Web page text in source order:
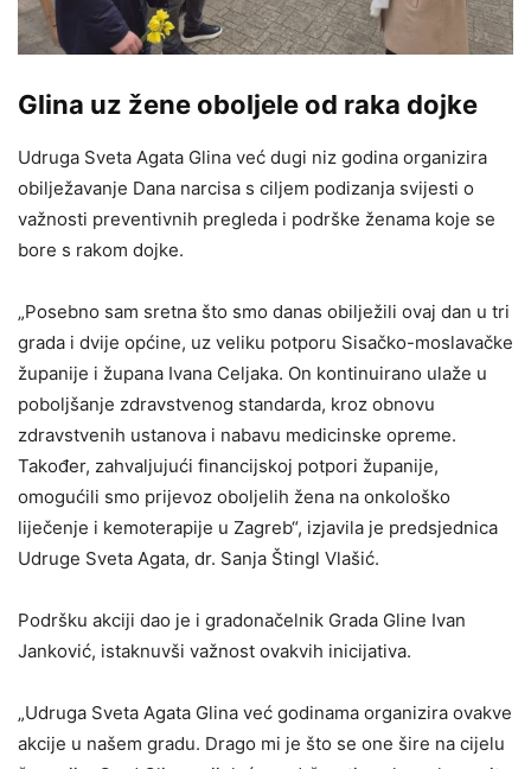
Glina uz žene oboljele od raka dojke
Udruga Sveta Agata Glina već dugi niz godina organizira
obilježavanje Dana narcisa s ciljem podizanja svijesti o
važnosti preventivnih pregleda i podrške ženama koje se
bore s rakom dojke.
„Posebno sam sretna što smo danas obilježili ovaj dan u tri
grada i dvije općine, uz veliku potporu Sisačko-moslavačke
županije i župana Ivana Celjaka. On kontinuirano ulaže u
poboljšanje zdravstvenog standarda, kroz obnovu
zdravstvenih ustanova i nabavu medicinske opreme.
Također, zahvaljujući financijskoj potpori županije,
omogućili smo prijevoz oboljelih žena na onkološko
liječenje i kemoterapije u Zagreb“, izjavila je predsjednica
Udruge Sveta Agata, dr. Sanja Štingl Vlašić.
Podršku akciji dao je i gradonačelnik Grada Gline Ivan
Janković, istaknuvši važnost ovakvih inicijativa.
„Udruga Sveta Agata Glina već godinama organizira ovakve
akcije u našem gradu. Drago mi je što se one šire na cijelu